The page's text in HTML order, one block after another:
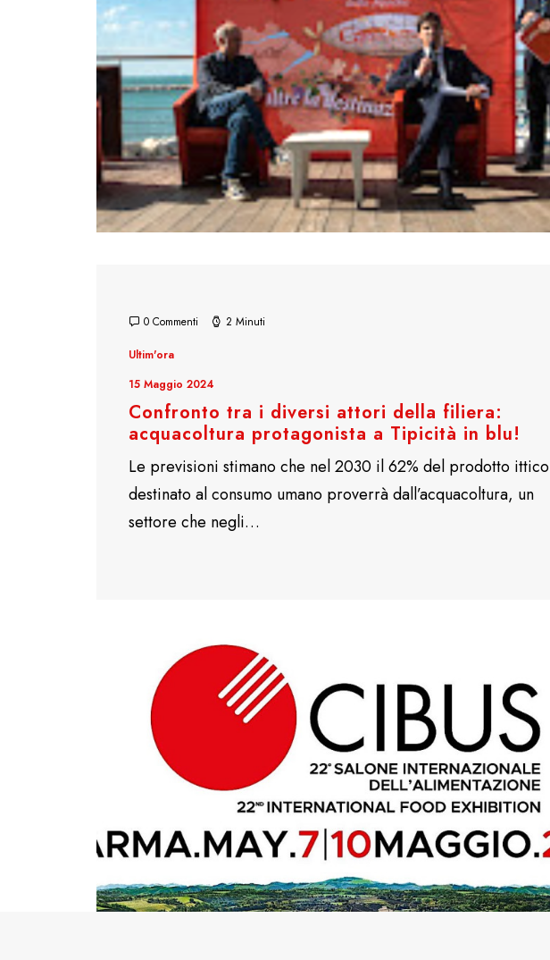
0 Commenti 2 Minuti
Ultim'ora
15 Maggio 2024
Confronto tra i diversi attori della filiera:
acquacoltura protagonista a Tipicità in blu!
Le previsioni stimano che nel 2030 il 62% del prodotto ittico
destinato al consumo umano proverrà dall’acquacoltura, un
settore che negli…